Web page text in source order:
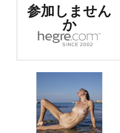
参加しません
か